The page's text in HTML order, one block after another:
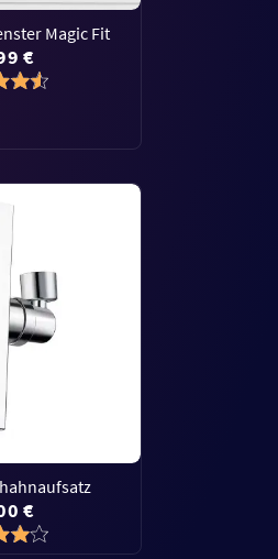
Magic Fit
€
€